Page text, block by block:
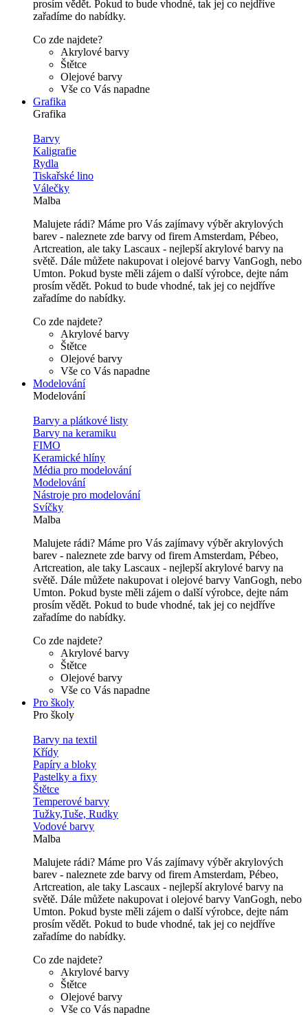
prosím vědět. Pokud to bude vhodné, tak jej co nejdříve
zařadíme do nabídky.
Co zde najdete?
Akrylové barvy
Štětce
Olejové barvy
Vše co Vás napadne
Grafika
Grafika
Barvy
Kaligrafie
Rydla
Tiskařské lino
Válečky
Malba
Malujete rádi? Máme pro Vás zajímavy výběr akrylových
barev - naleznete zde barvy od firem Amsterdam, Pébeo,
Artcreation, ale taky Lascaux - nejlepší akrylové barvy na
světě. Dále můžete nakupovat i olejové barvy VanGogh, nebo
Umton. Pokud byste měli zájem o další výrobce, dejte nám
prosím vědět. Pokud to bude vhodné, tak jej co nejdříve
zařadíme do nabídky.
Co zde najdete?
Akrylové barvy
Štětce
Olejové barvy
Vše co Vás napadne
Modelování
Modelování
Barvy a plátkové listy
Barvy na keramiku
FIMO
Keramické hlíny
Média pro modelování
Modelování
Nástroje pro modelování
Svíčky
Malba
Malujete rádi? Máme pro Vás zajímavy výběr akrylových
barev - naleznete zde barvy od firem Amsterdam, Pébeo,
Artcreation, ale taky Lascaux - nejlepší akrylové barvy na
světě. Dále můžete nakupovat i olejové barvy VanGogh, nebo
Umton. Pokud byste měli zájem o další výrobce, dejte nám
prosím vědět. Pokud to bude vhodné, tak jej co nejdříve
zařadíme do nabídky.
Co zde najdete?
Akrylové barvy
Štětce
Olejové barvy
Vše co Vás napadne
Pro školy
Pro školy
Barvy na textil
Křídy
Papíry a bloky
Pastelky a fixy
Štětce
Temperové barvy
Tužky,Tuše, Rudky
Vodové barvy
Malba
Malujete rádi? Máme pro Vás zajímavy výběr akrylových
barev - naleznete zde barvy od firem Amsterdam, Pébeo,
Artcreation, ale taky Lascaux - nejlepší akrylové barvy na
světě. Dále můžete nakupovat i olejové barvy VanGogh, nebo
Umton. Pokud byste měli zájem o další výrobce, dejte nám
prosím vědět. Pokud to bude vhodné, tak jej co nejdříve
zařadíme do nabídky.
Co zde najdete?
Akrylové barvy
Štětce
Olejové barvy
Vše co Vás napadne